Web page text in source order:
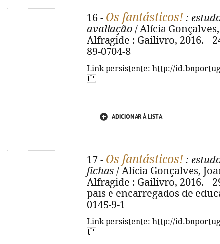
16 - Os fantásticos! :
avaliação / Alícia
Alfragide : Gailivro, 2016. -
89-0704-8
Link persistente: http://
ADICIONAR À LISTA
17 - Os fantásticos! :
fichas / Alícia Gonçalves,
Alfragide : Gailivro, 2016. -
pais e encarregados de
0145-9-1
Link persistente: http://